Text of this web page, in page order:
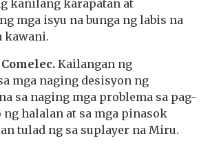
kanilang karapatan at
mga isyu na bunga ng labis na
kawani.
Kailangan ng
mga naging desisyon ng
sa naging mga problema sa pag-
ng halalan at sa mga pinasok
tulad ng sa suplayer na Miru.